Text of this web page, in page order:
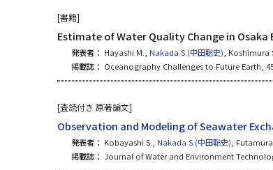
[書籍]
Estimate of Water Quality Change in Osaka
発表者： Hayashi M., Nakada S.(中田聡史) , Koshimura
掲載誌： Oceanography Challenges to Future Earth,
[査読付き 原著論文]
Observation and Modeling of Seawater
発表者： Kobayashi S., Nakada S.(中田聡史) ,
掲載誌： Journal of Water and Environment